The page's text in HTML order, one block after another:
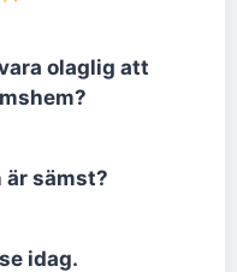
olaglig att
är sämst?
idag.